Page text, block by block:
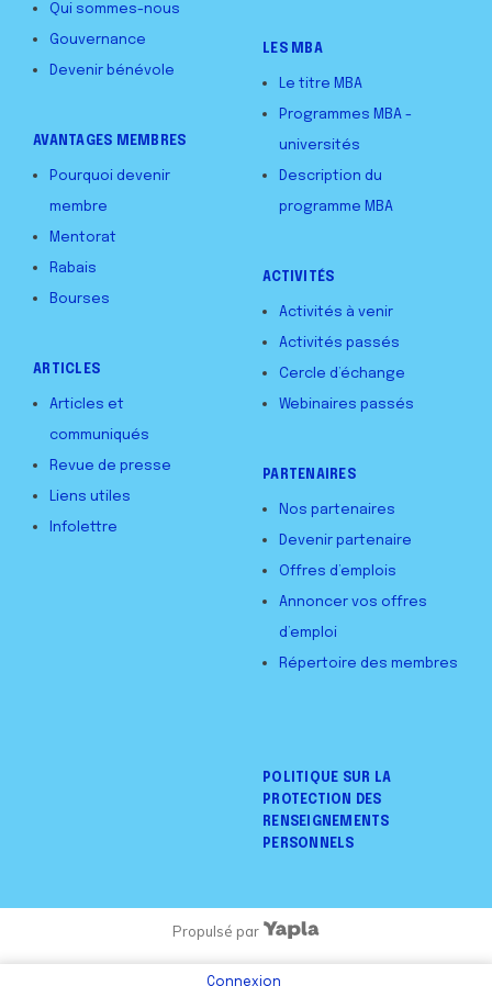
Connexion
Qui sommes-nous
Gouvernance
Devenir bénévole
AVANTAGES MEMBRES
Pourquoi devenir
membre
Mentorat
Rabais
Bourses
ARTICLES
Articles et
communiqués
Revue de presse
Liens utiles
Infolettre
LES MBA
Le titre MBA
Programmes MBA -
universités
Description du
programme MBA
ACTIVITÉS
Activités à venir
Activités passés
Cercle d’échange
Webinaires passés
PARTENAIRES
Nos partenaires
Devenir partenaire
Offres d’emplois
Annoncer vos offres
d’emploi
Répertoire des membres
POLITIQUE SUR LA
PROTECTION DES
RENSEIGNEMENTS
PERSONNELS
Propulsé par